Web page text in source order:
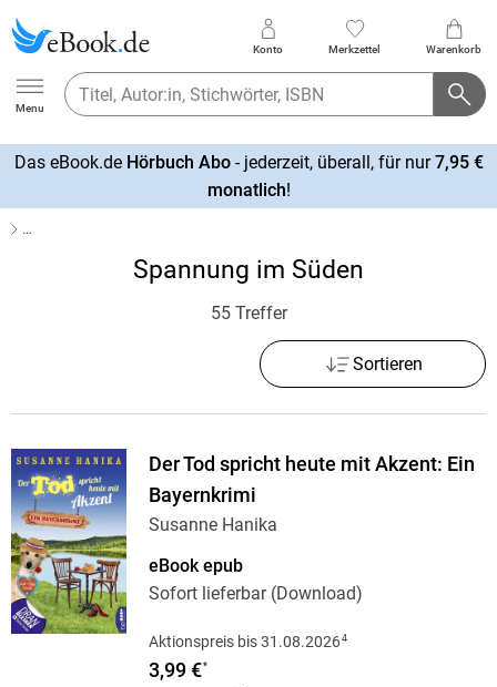
Ebook.de
Menu
Konto Merkzettel Warenkorb
Das eBook.de Hörbuch Abo- jederzeit, überall, für nur7,95 €
monatlich!
…
Spannung im Süden
55 Treffer
Sortieren
Der Tod spricht heute mit Akzent: Ein
Bayernkrimi
Susanne Hanika
eBook epub
Sofort lieferbar (Download)
Aktionspreis bis 31.08.20264
3,99 €*